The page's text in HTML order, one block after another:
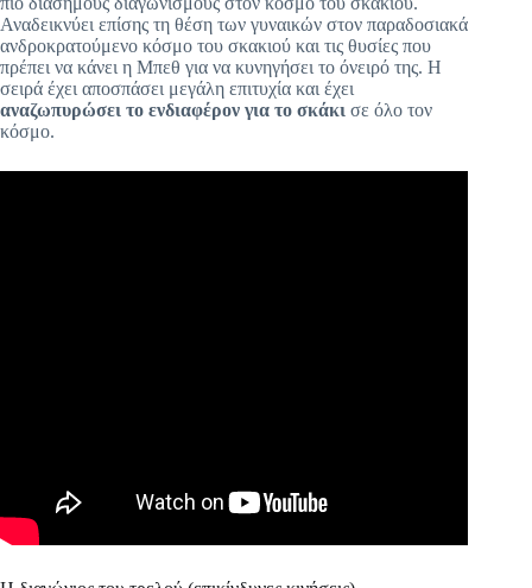
Αναδεικνύει επίσης τη θέση των γυναικών στον παραδοσιακά
ανδροκρατούμενο κόσμο του σκακιού και τις θυσίες που
πρέπει να κάνει η Μπεθ για να κυνηγήσει το όνειρό της. Η
σειρά έχει αποσπάσει μεγάλη επιτυχία και έχει
αναζωπυρώσει το ενδιαφέρον για το σκάκι σε όλο τον
κόσμο.